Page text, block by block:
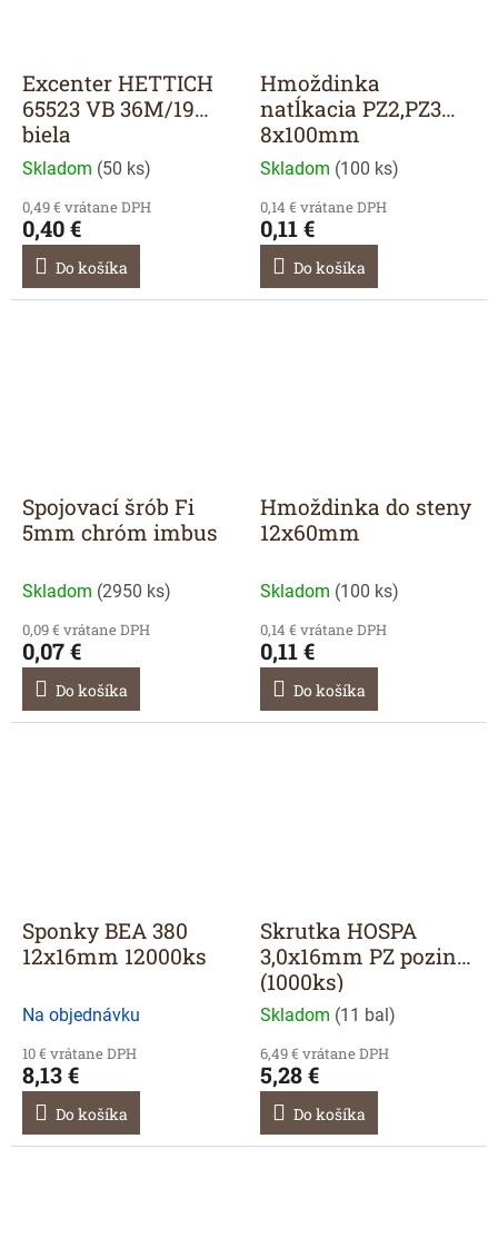
Excenter HETTICH
65523 VB 36M/19
biela
Skladom (50 ks)
0,49 € vrátane DPH
0,40 €
Do košíka
Hmoždinka
natĺkacia PZ2,PZ3
8x100mm
Skladom (100 ks)
0,14 € vrátane DPH
0,11 €
Do košíka
Spojovací šrób Fi
5mm chróm imbus
Skladom (2950 ks)
0,09 € vrátane DPH
0,07 €
Do košíka
Hmoždinka do steny
12x60mm
Skladom (100 ks)
0,14 € vrátane DPH
0,11 €
Do košíka
Sponky BEA 380
12x16mm 12000ks
Na objednávku
10 € vrátane DPH
8,13 €
Do košíka
Skrutka HOSPA
3,0x16mm PZ pozink.
(1000ks)
Skladom (11 bal)
6,49 € vrátane DPH
5,28 €
Do košíka